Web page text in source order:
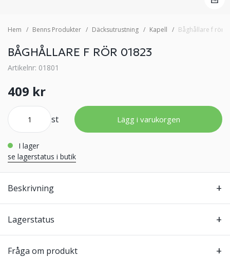
Hem Benns Produkter Däcksutrustning Kapell Båghållare f rör
BÅGHÅLLARE F RÖR 01823
Artikelnr: 01801
409 kr
st Lägg i varukorgen
i lager
se lagerstatus i butik
Beskrivning
Lagerstatus
Fråga om produkt